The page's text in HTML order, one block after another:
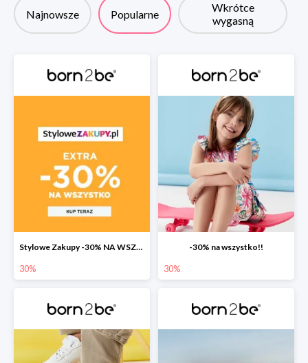
Najnowsze Popularne
Wkrótce
wygasną
Stylowe Zakupy -30% NA WSZYSTKO w born2be!
30%
-30% na wszystko!!
30%